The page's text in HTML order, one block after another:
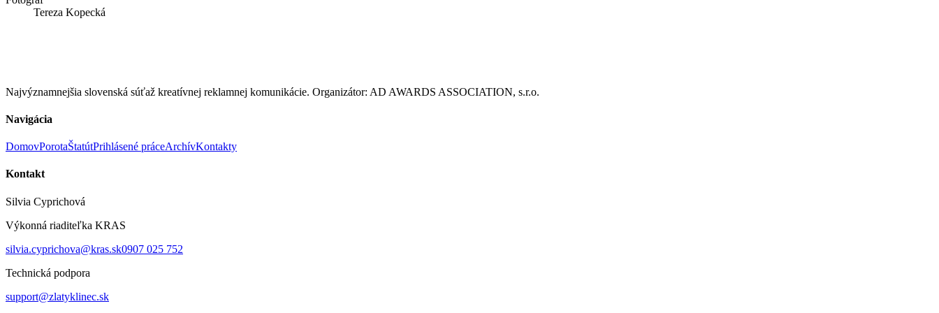
Tereza Kopecká
Najvýznamnejšia slovenská súťaž kreatívnej reklamnej komunikácie. Organizátor: AD AWARDS ASSOCIATION, s.r.o.
Navigácia
DomovPorotaŠtatútPrihlásené práceArchívKontakty
Kontakt
Silvia Cyprichová
Výkonná riaditeľka KRAS
silvia.cyprichova@kras.sk0907 025 752
Technická podpora
support@zlatyklinec.sk